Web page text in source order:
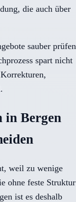
die auch über
sauber prüfen
spart nicht
in Bergen
weil zu wenige
ohne feste Struktur
ist es deshalb